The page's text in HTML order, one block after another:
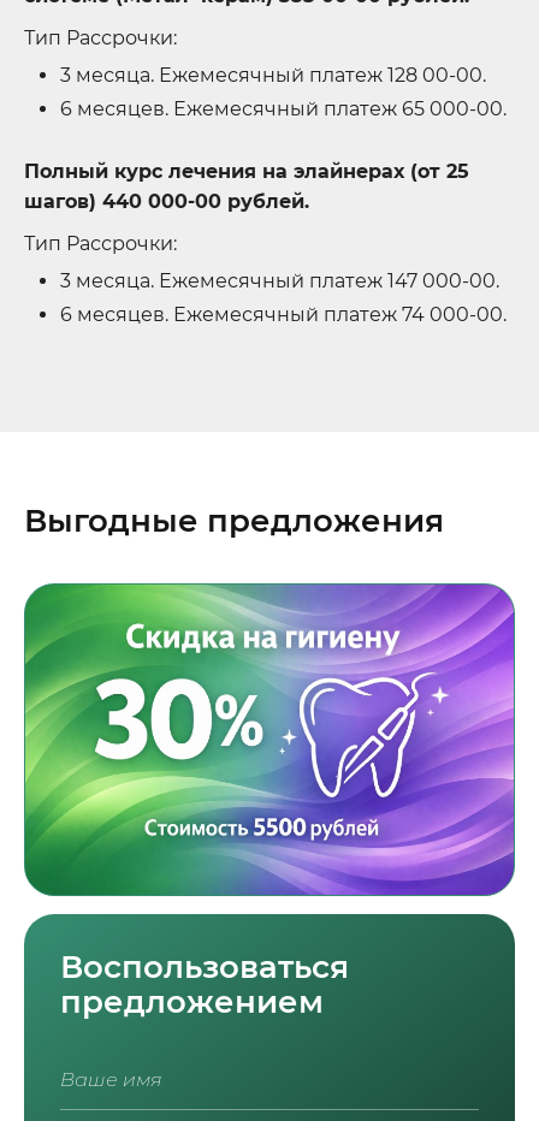
Тип Рассрочки:
3 месяца. Ежемесячный платеж 128 00-00.
6 месяцев. Ежемесячный платеж 65 000-00.
Полный курс лечения на элайнерах (от 25
шагов) 440 000-00 рублей.
Тип Рассрочки:
3 месяца. Ежемесячный платеж 147 000-00.
6 месяцев. Ежемесячный платеж 74 000-00.
Выгодные предложения
Воспользоваться
предложением